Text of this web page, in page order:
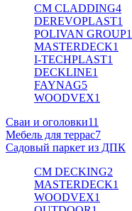
CM CLADDING4
DEREVOPLAST1
POLIVAN GROUP1
MASTERDECK1
I-TECHPLAST1
DECKLINE1
FAYNAG5
WOODVEX1
Сваи и оголовки11
Мебель для террас7
Садовый паркет из ДПК
CM DECKING2
MASTERDECK1
WOODVEX1